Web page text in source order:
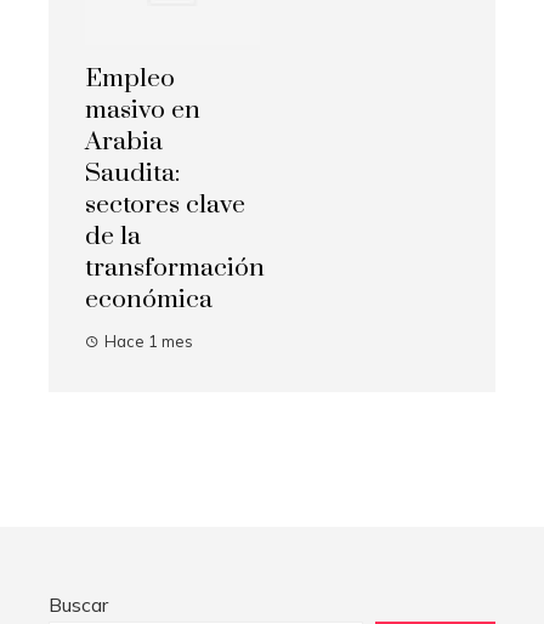
Empleo
masivo en
Arabia
Saudita:
sectores clave
de la
transformación
económica
Hace 1 mes
Buscar